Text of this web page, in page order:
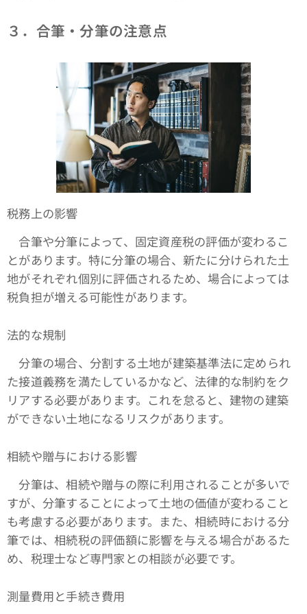
３．合筆・分筆の注意点
税務上の影響
合筆や分筆によって、固定資産税の評価が変わるこ
とがあります。特に分筆の場合、新たに分けられた土
地がそれぞれ個別に評価されるため、場合によっては
税負担が増える可能性があります。
法的な規制
分筆の場合、分割する土地が建築基準法に定められ
た接道義務を満たしているかなど、法律的な制約をク
リアする必要があります。これを怠ると、建物の建築
ができない土地になるリスクがあります。
相続や贈与における影響
分筆は、相続や贈与の際に利用されることが多いで
すが、分筆することによって土地の価値が変わること
も考慮する必要があります。また、相続時における分
筆では、相続税の評価額に影響を与える場合があるた
め、税理士など専門家との相談が必要です。
測量費用と手続き費用